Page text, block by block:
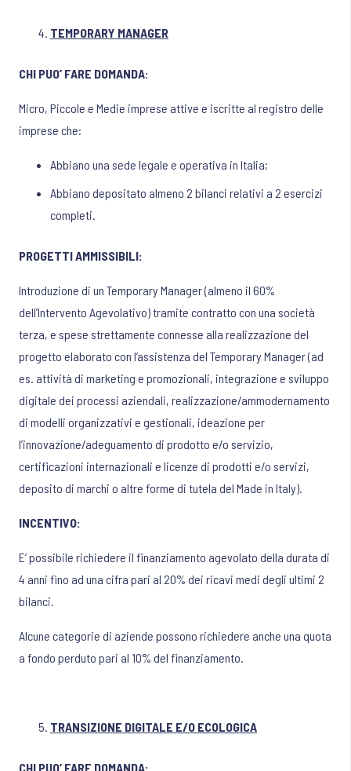
TEMPORARY MANAGER
CHI PUO’ FARE DOMANDA:
Micro, Piccole e Medie imprese attive e iscritte al registro delle
imprese che:
Abbiano una sede legale e operativa in Italia;
Abbiano depositato almeno 2 bilanci relativi a 2 esercizi
completi.
PROGETTI AMMISSIBILI:
Introduzione di un Temporary Manager (almeno il 60%
dell’Intervento Agevolativo) tramite contratto con una società
terza, e spese strettamente connesse alla realizzazione del
progetto elaborato con l’assistenza del Temporary Manager (ad
es. attività di marketing e promozionali, integrazione e sviluppo
digitale dei processi aziendali, realizzazione/ammodernamento
di modelli organizzativi e gestionali, ideazione per
l’innovazione/adeguamento di prodotto e/o servizio,
certificazioni internazionali e licenze di prodotti e/o servizi,
deposito di marchi o altre forme di tutela del Made in Italy).
INCENTIVO:
E’ possibile richiedere il finanziamento agevolato della durata di
4 anni fino ad una cifra pari al 20% dei ricavi medi degli ultimi 2
bilanci.
Alcune categorie di aziende possono richiedere anche una quota
a fondo perduto pari al 10% del finanziamento.
TRANSIZIONE DIGITALE E/O ECOLOGICA
CHI PUO’ FARE DOMANDA: